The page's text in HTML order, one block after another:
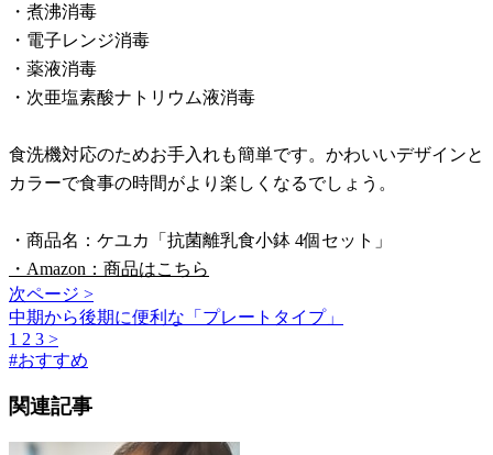
・煮沸消毒
・電子レンジ消毒
・薬液消毒
・次亜塩素酸ナトリウム液消毒
食洗機対応のためお手入れも簡単です。かわいいデザインと
カラーで食事の時間がより楽しくなるでしょう。
・商品名：ケユカ「抗菌離乳食小鉢 4個セット」
・Amazon：商品はこちら
次ページ >
中期から後期に便利な「プレートタイプ」
1 2 3 >
#おすすめ
関連記事